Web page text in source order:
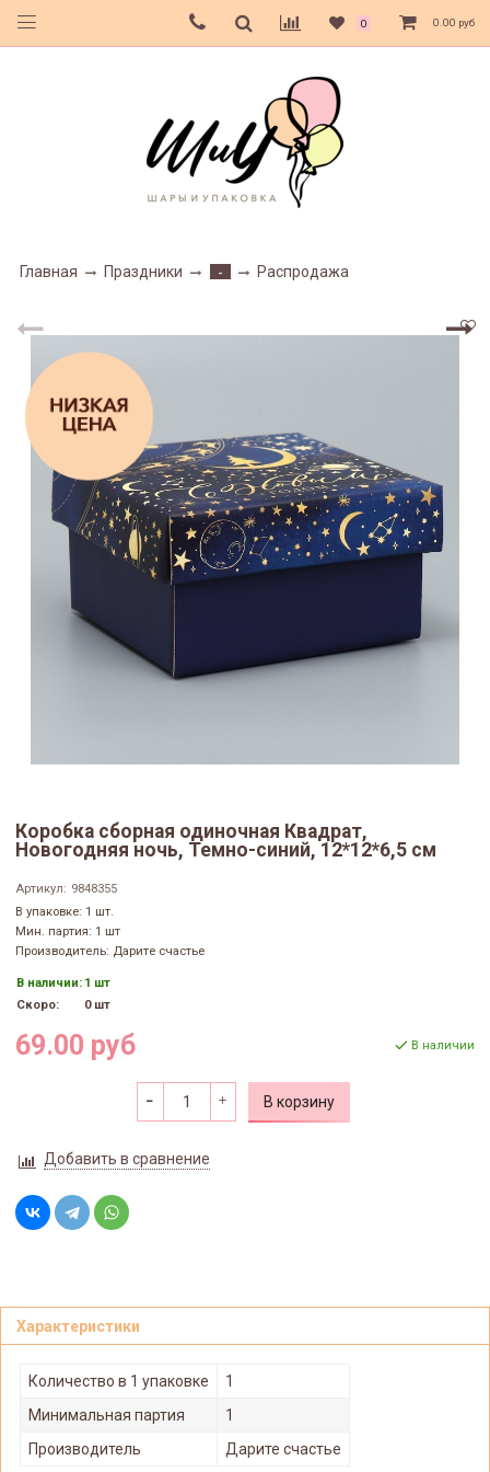
0 0.00 руб
Главная Праздники - Распродажа
Коробка сборная одиночная Квадрат,
Новогодняя ночь, Темно-синий, 12*12*6,5 см
Артикул: 9848355
В упаковке: 1 шт.
Мин. партия: 1 шт
Производитель: Дарите счастье
В наличии: 1 шт
Скоро:
0 шт
69.00 руб В наличии
В корзину
Добавить в сравнение
Характеристики
Количество в 1 упаковке
1
Минимальная партия
1
Производитель
Дарите счастье